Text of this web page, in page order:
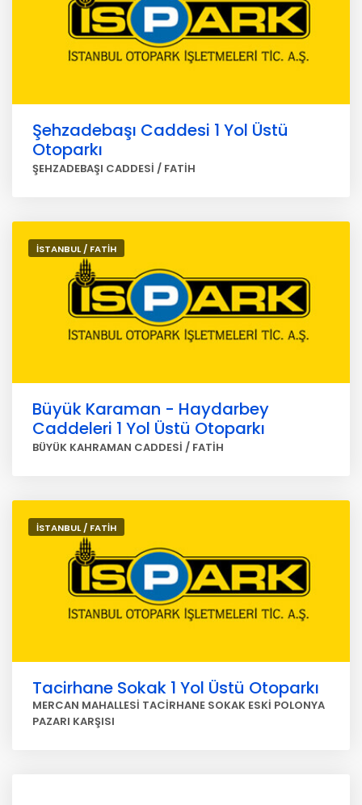
Şehzadebaşı Caddesi 1 Yol Üstü
Otoparkı
ŞEHZADEBAŞI CADDESİ / FATİH
İSTANBUL / FATİH
Büyük Karaman - Haydarbey
Caddeleri 1 Yol Üstü Otoparkı
BÜYÜK KAHRAMAN CADDESİ / FATİH
İSTANBUL / FATİH
Tacirhane Sokak 1 Yol Üstü Otoparkı
MERCAN MAHALLESİ TACİRHANE SOKAK ESKİ POLONYA
PAZARI KARŞISI